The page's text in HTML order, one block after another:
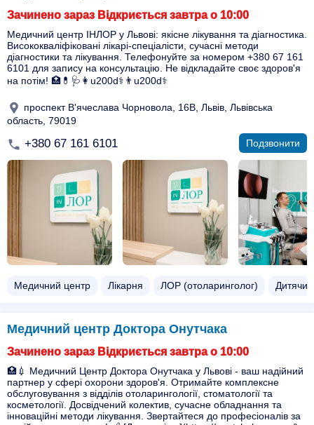
Зачинено зараз Відкриється завтра о 10:00
Медичний центр ІНЛОР у Львові: якісне лікування та діагностика.
Висококваліфіковані лікарі-спеціалісти, сучасні методи
діагностики та лікування. Телефонуйте за номером +380 67 161
6101 для запису на консультацію. Не відкладайте своє здоров'я
на потім! 🏥💊🩺👩u200d⚕️👨u200d⚕️
проспект В'ячеслава Чорновола, 16В, Львів, Львівська
область, 79019
+380 67 161 6101 Подзвонити
Медичний центр Лікарня ЛОР (отоларинголог)
Медичний центр Доктора Онутчака
Зачинено зараз Відкриється завтра о 10:00
🏥💉 Медичний Центр Доктора Онутчака у Львові - ваш надійний
партнер у сфері охорони здоров'я. Отримайте комплексне
обслуговування з відділів отоларингології, стоматології та
косметології. Досвідчений колектив, сучасне обладнання та
інноваційні методи лікування. Звертайтеся до професіоналів за